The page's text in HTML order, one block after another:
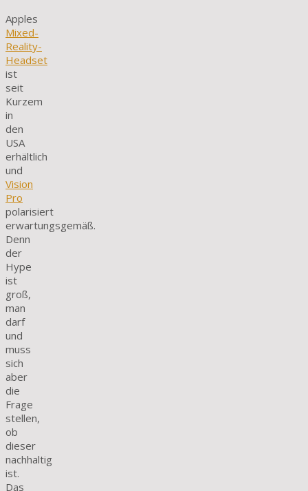
Apples
Mixed-
Reality-
Headset
ist
seit
Kurzem
in
den
USA
erhältlich
und
Vision
Pro
polarisiert
erwartungsgemäß.
Denn
der
Hype
ist
groß,
man
darf
und
muss
sich
aber
die
Frage
stellen,
ob
dieser
nachhaltig
ist.
Das